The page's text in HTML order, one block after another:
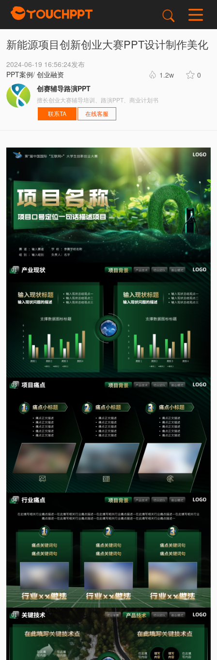
新能源项目创新创业大赛PPT设计制作美化
2024-06-19 16:56:24发布
PPT案例/创业融资 1.2w
0
创赛辅导路演PPT
擅长创业大赛辅导培训、路演PPT、商业计划书
联系TA
在线客服